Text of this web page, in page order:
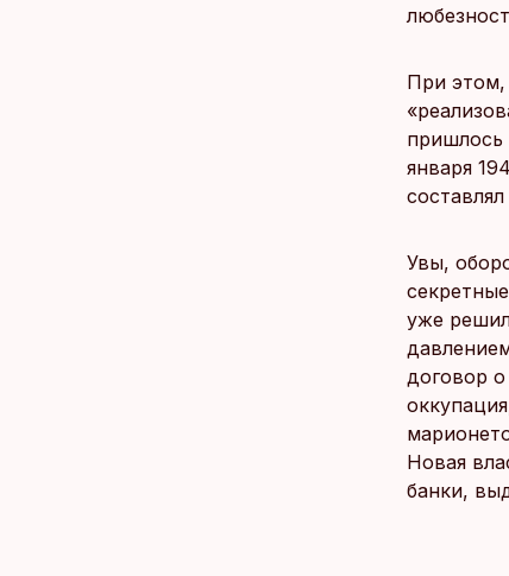
При этом,
пришлось
января
Увы,
уже
договор
Новая
банки,